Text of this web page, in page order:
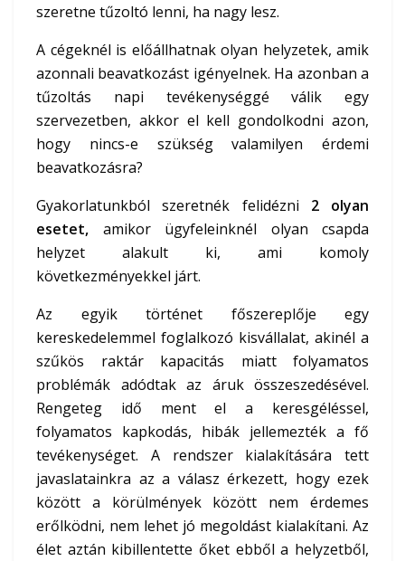
szeretne tűzoltó lenni, ha nagy lesz.
A cégeknél is előállhatnak olyan helyzetek, amik
azonnali beavatkozást igényelnek. Ha azonban a
tűzoltás napi tevékenységgé válik egy
szervezetben, akkor el kell gondolkodni azon,
hogy nincs-e szükség valamilyen érdemi
beavatkozásra?
Gyakorlatunkból szeretnék felidézni 2 olyan
esetet, amikor ügyfeleinknél olyan csapda
helyzet alakult ki, ami komoly
következményekkel járt.
Az egyik történet főszereplője egy
kereskedelemmel foglalkozó kisvállalat, akinél a
szűkös raktár kapacitás miatt folyamatos
problémák adódtak az áruk összeszedésével.
Rengeteg idő ment el a keresgéléssel,
folyamatos kapkodás, hibák jellemezték a fő
tevékenységet. A rendszer kialakítására tett
javaslatainkra az a válasz érkezett, hogy ezek
között a körülmények között nem érdemes
erőlködni, nem lehet jó megoldást kialakítani. Az
élet aztán kibillentette őket ebből a helyzetből,